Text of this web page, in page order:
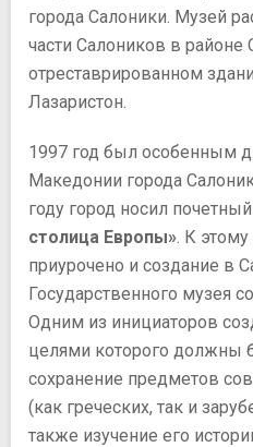
города Салоники. Музей
части Салоников в районе
отреставрированном
Лазаристон.
1997 год был особенным
Македонии города
году город носил
столица Европы» . К
приурочено и создание в
Государственного музея
Одним из инициаторов
целями которого должны
сохранение предметов
(как греческих, так и
также изучение его